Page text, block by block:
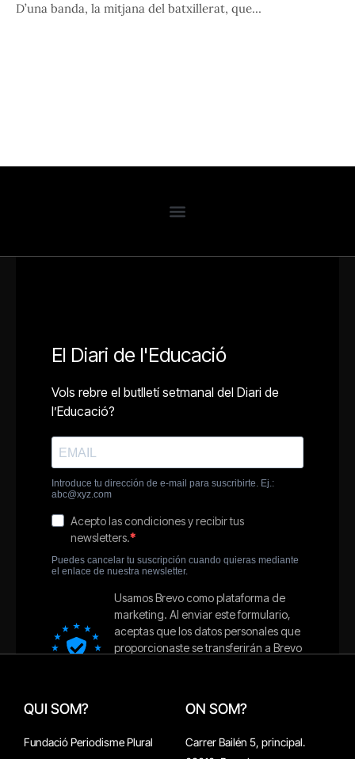
D’una banda, la mitjana del batxillerat, que…
QUI SOM?
Fundació Periodisme Plural
ON SOM?
Carrer Bailén 5, principal.